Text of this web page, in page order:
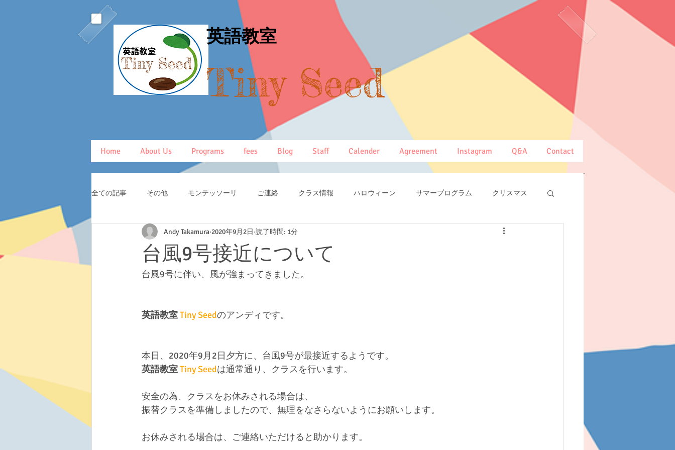
​英語教室
Tiny Seed
Home About Us Programs fees Blog Staff Calender Agreement Instagram Q&A Contact
全ての記事 その他 モンテッソーリ ご連絡 クラス情報 ハロウィーン サマープログラム クリスマス
台風9号接近について
Andy Takamura 2020年9月2日 読了時間: 1分
台風9号に伴い、風が強まってきました。
英語教室Tiny Seedのアンディです。
本日、2020年9月2日夕方に、台風9号が最接近するようです。
英語教室Tiny Seedは通常通り、クラスを行います。
安全の為、クラスをお休みされる場合は、
振替クラスを準備しましたので、無理をなさらないようにお願いします。
お休みされる場合は、ご連絡いただけると助かります。